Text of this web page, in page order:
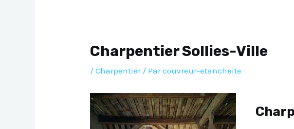
Charpentier Sollies-Ville
/Charpentier/ Parcouvreur-etancheite